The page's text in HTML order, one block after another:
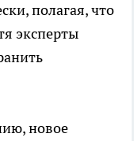
полагая, что
эксперты
новое